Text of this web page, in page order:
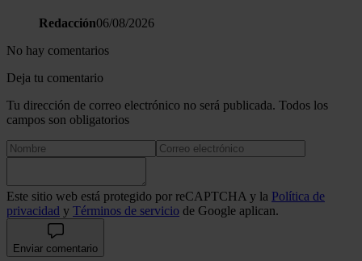
Redacción06/08/2026
No hay comentarios
Deja tu comentario
Tu dirección de correo electrónico no será publicada. Todos los
campos son obligatorios
Este sitio web está protegido por reCAPTCHA y la Política de
privacidad y Términos de servicio de Google aplican.
Enviar comentario